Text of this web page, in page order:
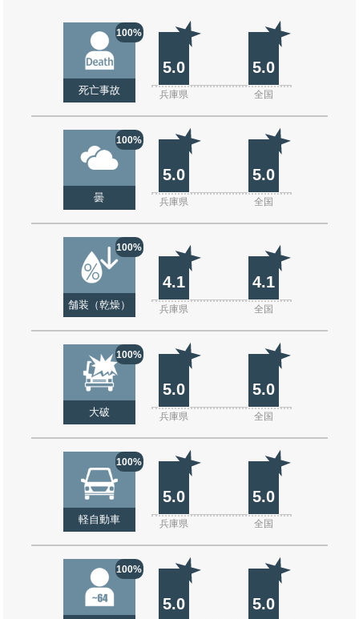
100%
死亡事故
5.0 5.0
兵庫県 全国
100%
曇
5.0 5.0
兵庫県 全国
100%
舗装（乾燥）
4.1 4.1
兵庫県 全国
100%
大破
5.0 5.0
兵庫県 全国
100%
軽自動車
5.0 5.0
兵庫県 全国
100%
5.0 5.0